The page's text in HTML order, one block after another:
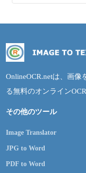
OnlineOCR.netは、画像
る無料のオンライン
その他のツール
Image Translator
JPG to Word
PDF to Word